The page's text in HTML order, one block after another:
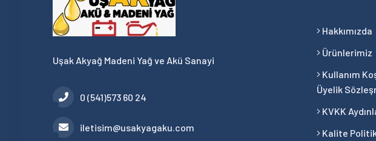
Uşak Akyağ Madeni Yağ ve Akü Sanayi
0 (541)573 60 24
iletisim@usakyagaku.com
Hakkımızda
Ürünlerimiz
Kullanım
Üyelik
KVKK
Kalite